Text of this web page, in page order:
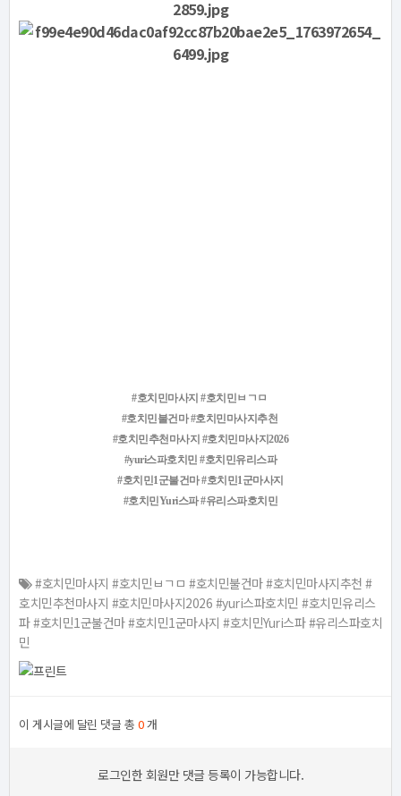
#호치민마사지 #호치민ㅂㄱㅁ
#호치민불건마 #호치민마사지추천
#호치민추천마사지 #호치민마사지2026
#yuri스파호치민 #호치민유리스파
#호치민1군불건마 #호치민1군마사지
#호치민Yuri스파 #유리스파호치민
#호치민마사지 #호치민ㅂㄱㅁ #호치민불건마 #호치민마사지추천 #
호치민추천마사지 #호치민마사지2026 #yuri스파호치민 #호치민유리스
파 #호치민1군불건마 #호치민1군마사지 #호치민Yuri스파 #유리스파호치
민
이 게시글에 달린 댓글 총 0개
로그인한 회원만 댓글 등록이 가능합니다.